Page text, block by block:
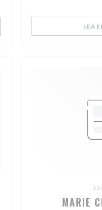
VENTANA)) LEA
MARIE